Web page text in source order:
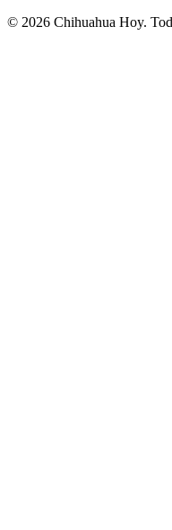
© 2026 Chihuahua Hoy.